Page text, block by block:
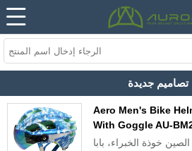
تصاميم جديدة
Aero Men's Bike
With Goggle AU-
خوذة الخبراء، بابا